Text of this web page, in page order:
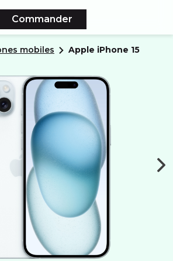
Commander
mobiles apple iPhone 15